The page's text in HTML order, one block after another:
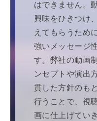
はできません。
興味をひきつけ
えてもらうため
強いメッセージ
す。弊社の動画
ンセプトや演出
貫した方針のも
行うことで、視
画に仕上げてい